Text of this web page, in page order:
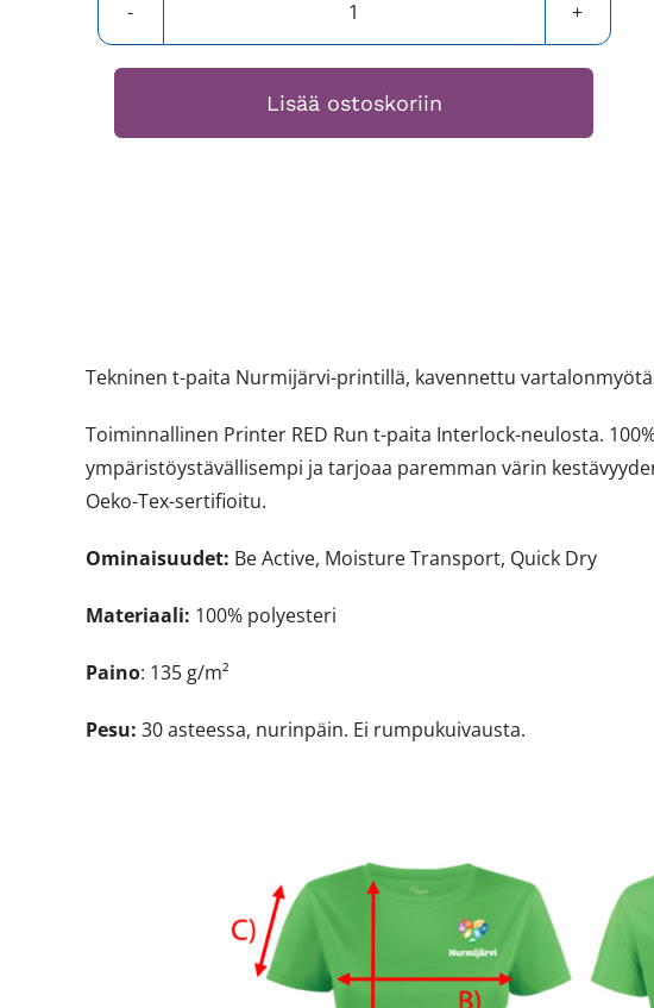
Nurmijärvi-
ladyfit
Lisää ostoskoriin
Tekninen t-paita Nurmijärvi-printillä, kavennettu
Toiminnallinen Printer RED Run t-paita Interlock-neulosta.
ympäristöystävällisempi ja tarjoaa paremman värin
Oeko-Tex-sertifioitu.
Ominaisuudet: Be Active, Moisture Transport, Quick Dry
Materiaali: 100% polyesteri
Paino: 135g/m²
Pesu: 30 asteessa, nurinpäin. Ei rumpukuivausta.